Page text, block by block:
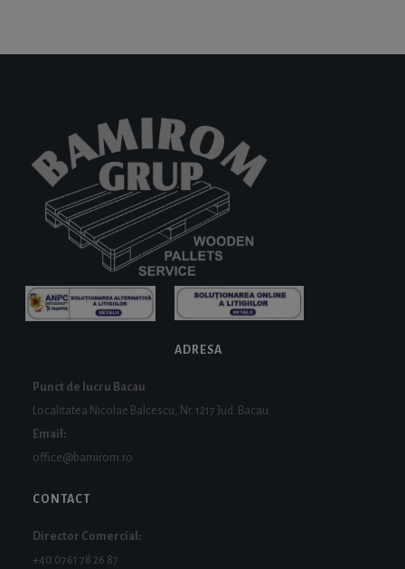
ADRESA
Punct de lucru Bacau
Localitatea Nicolae Balcescu, Nr. 1217 Jud. Bacau
Email:
office@bamirom.ro
CONTACT
Director Comercial:
+40 0761 78 26 87